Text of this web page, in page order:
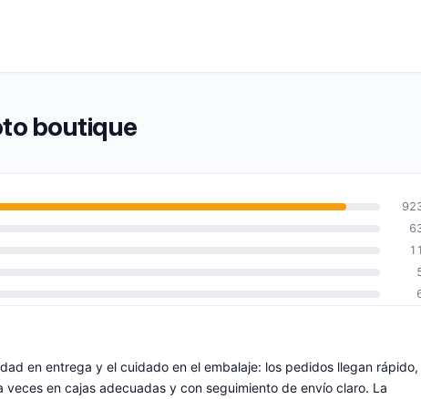
boutique
11
en entrega y el cuidado en el embalaje: los pedidos llegan rápido,
en cajas adecuadas y con seguimiento de envío claro. La